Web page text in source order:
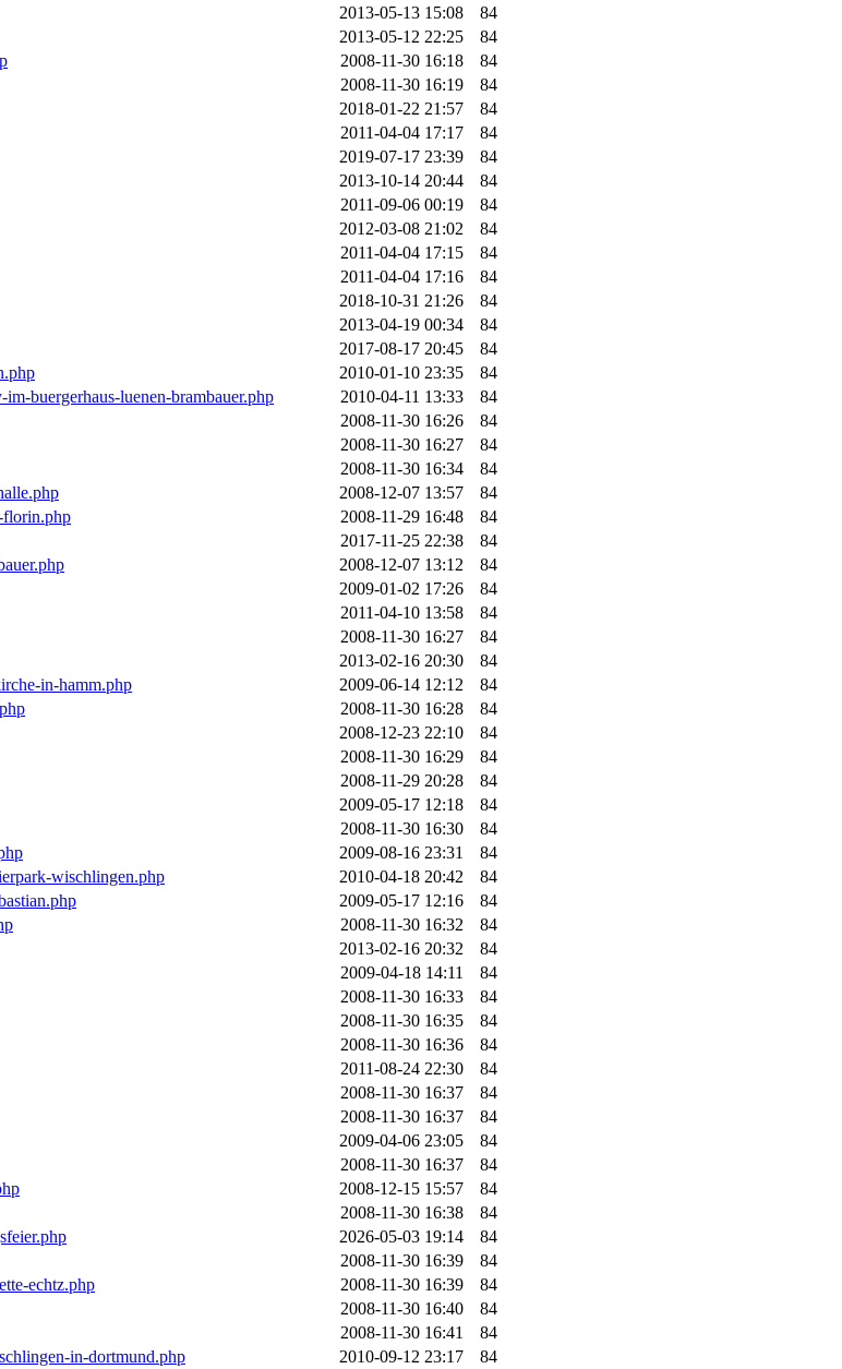
2013-05-13 15:08
84
2013-05-12 22:25
84
2008-11-30 16:18
84
2008-11-30 16:19
84
2018-01-22 21:57
84
2011-04-04 17:17
84
2019-07-17 23:39
84
2013-10-14 20:44
84
2011-09-06 00:19
84
2012-03-08 21:02
84
2011-04-04 17:15
84
2011-04-04 17:16
84
2018-10-31 21:26
84
2013-04-19 00:34
84
2017-08-17 20:45
84
2010-01-10 23:35
84
buergerhaus-luenen-brambauer.php
2010-04-11 13:33
84
2008-11-30 16:26
84
2008-11-30 16:27
84
2008-11-30 16:34
84
2008-12-07 13:57
84
florin.php
2008-11-29 16:48
84
2017-11-25 22:38
84
2008-12-07 13:12
84
2009-01-02 17:26
84
2011-04-10 13:58
84
2008-11-30 16:27
84
2013-02-16 20:30
84
in-hamm.php
2009-06-14 12:12
84
2008-11-30 16:28
84
2008-12-23 22:10
84
2008-11-30 16:29
84
2008-11-29 20:28
84
2009-05-17 12:18
84
2008-11-30 16:30
84
2009-08-16 23:31
84
wischlingen.php
2010-04-18 20:42
84
2009-05-17 12:16
84
2008-11-30 16:32
84
2013-02-16 20:32
84
2009-04-18 14:11
84
2008-11-30 16:33
84
2008-11-30 16:35
84
2008-11-30 16:36
84
2011-08-24 22:30
84
2008-11-30 16:37
84
2008-11-30 16:37
84
2009-04-06 23:05
84
2008-11-30 16:37
84
2008-12-15 15:57
84
2008-11-30 16:38
84
2026-05-03 19:14
84
2008-11-30 16:39
84
echtz.php
2008-11-30 16:39
84
2008-11-30 16:40
84
2008-11-30 16:41
84
in-dortmund.php
2010-09-12 23:17
84